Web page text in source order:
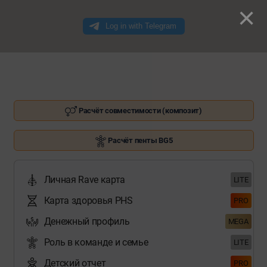
Расчёт совместимости (композит)
Расчёт пенты BG5
Личная Rave карта LITE
Карта здоровья PHS PRO
Денежный профиль MEGA
Роль в команде и семье LITE
Детский отчет PRO
×